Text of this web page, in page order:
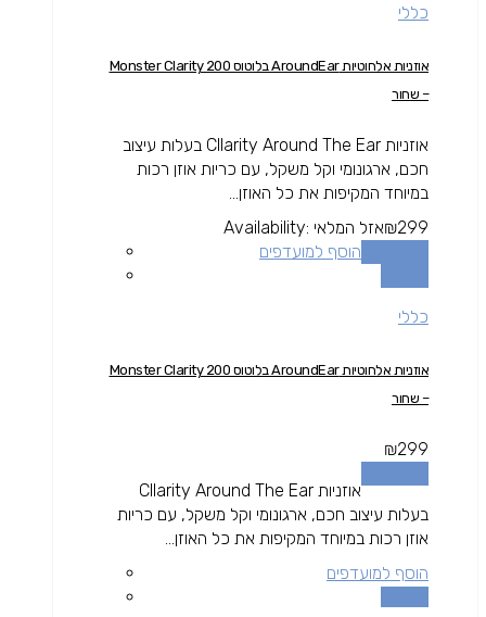
כללי
אוזניות אלחוטיות AroundEar בלוטוס Monster Clarity 200
– שחור
אוזניות Cllarity Around The Ear בעלות עיצוב
חכם, ארגונומי וקל משקל, עם כריות אוזן רכות
במיוחד המקיפות את כל האוזן...
₪299
Availability: אזל המלאי
הוסף למועדפים
כללי
אוזניות אלחוטיות AroundEar בלוטוס Monster Clarity 200
– שחור
₪299
אוזניות Cllarity Around The Ear
בעלות עיצוב חכם, ארגונומי וקל משקל, עם כריות
אוזן רכות במיוחד המקיפות את כל האוזן...
הוסף למועדפים